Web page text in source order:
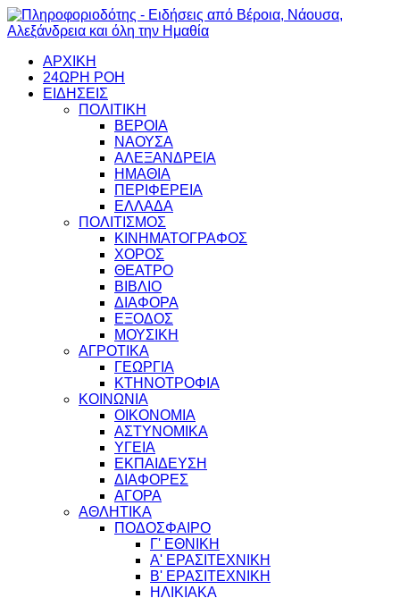
ΑΡΧΙΚΗ
24ΩΡΗ ΡΟΗ
ΕΙΔΗΣΕΙΣ
ΠΟΛΙΤΙΚΗ
ΒΕΡΟΙΑ
ΝΑΟΥΣΑ
ΑΛΕΞΑΝΔΡΕΙΑ
ΗΜΑΘΙΑ
ΠΕΡΙΦΕΡΕΙΑ
ΕΛΛΑΔΑ
ΠΟΛΙΤΙΣΜΟΣ
ΚΙΝΗΜΑΤΟΓΡΑΦΟΣ
ΧΟΡΟΣ
ΘΕΑΤΡΟ
ΒΙΒΛΙΟ
ΔΙΑΦΟΡΑ
ΕΞΟΔΟΣ
ΜΟΥΣΙΚΗ
ΑΓΡΟΤΙΚΑ
ΓΕΩΡΓΙΑ
ΚΤΗΝΟΤΡΟΦΙΑ
ΚΟΙΝΩΝΙΑ
ΟΙΚΟΝΟΜΙΑ
ΑΣΤΥΝΟΜΙΚΑ
ΥΓΕΙΑ
ΕΚΠΑΙΔΕΥΣΗ
ΔΙΑΦΟΡΕΣ
ΑΓΟΡΑ
ΑΘΛΗΤΙΚΑ
ΠΟΔΟΣΦΑΙΡΟ
Γ' ΕΘΝΙΚΗ
Α' ΕΡΑΣΙΤΕΧΝΙΚΗ
Β' ΕΡΑΣΙΤΕΧΝΙΚΗ
ΗΛΙΚΙΑΚΑ